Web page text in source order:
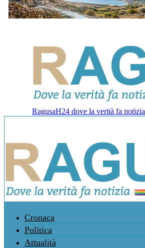
RagusaH24 dove la verità fa notizia
Cronaca
Politica
Attualità